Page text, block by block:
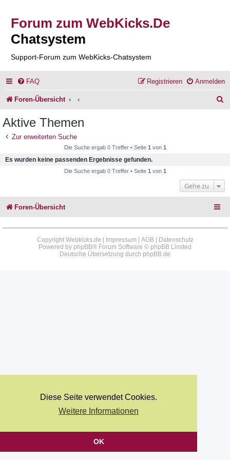
Diese Seite verwendet Cookies.
Weitere Informationen
OK
Forum zum WebKicks.De
Chatsystem
Support-Forum zum WebKicks-Chatsystem
FAQ Anmelden
Registrieren
Foren-Übersicht
Aktive Themen
Zur erweiterten Suche
Die Suche ergab 0 Treffer • Seite 1 von 1
Es wurden keine passenden Ergebnisse gefunden.
Die Suche ergab 0 Treffer • Seite 1 von 1
Gehe zu
Foren-Übersicht
Copyright Webkicks.de | Impressum AGB|
Datenschutz
Powered by phpBB® Forum Software © phpBB Limited
Deutsche Übersetzung durch phpBB.de